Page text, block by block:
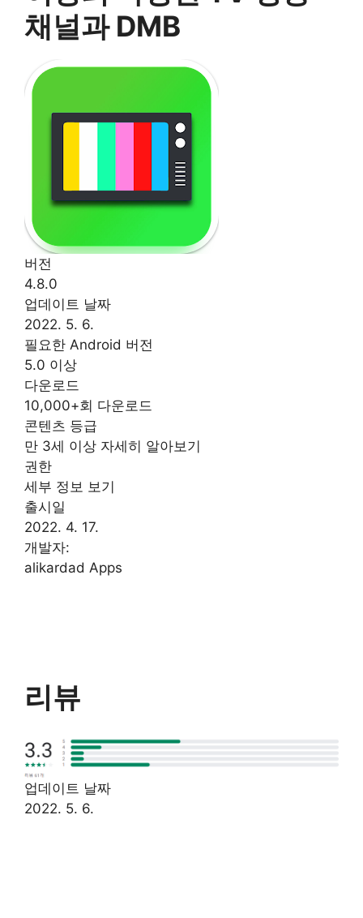
채널과 DMB
버전
4.8.0
업데이트 날짜
2022. 5. 6.
필요한 Android 버전
5.0 이상
다운로드
10,000+회 다운로드
콘텐츠 등급
만 3세 이상 자세히 알아보기
권한
세부 정보 보기
출시일
2022. 4. 17.
개발자:
alikardad Apps
리뷰
업데이트 날짜
2022. 5. 6.